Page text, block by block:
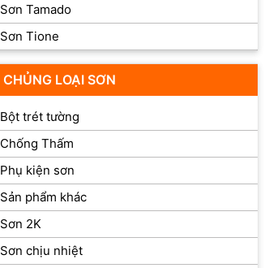
Sơn Tamado
Sơn Tione
CHỦNG LOẠI SƠN
Bột trét tường
Chống Thấm
Phụ kiện sơn
Sản phẩm khác
Sơn 2K
Sơn chịu nhiệt